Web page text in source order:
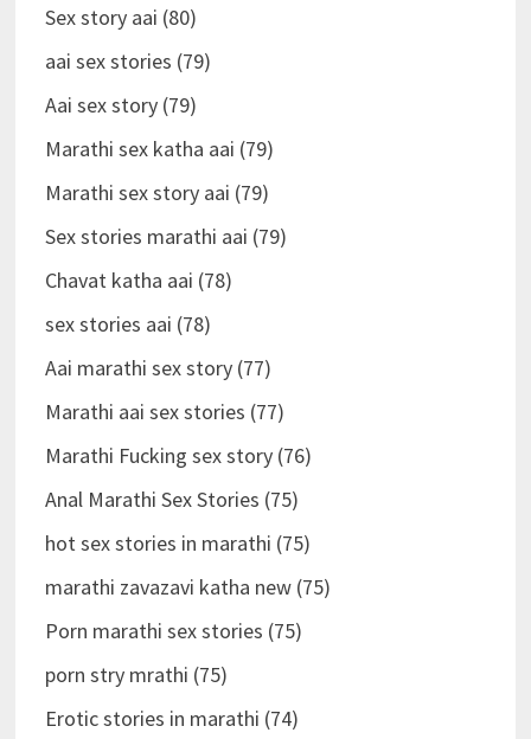
Sex story aai (80)
aai sex stories (79)
Aai sex story (79)
Marathi sex katha aai (79)
Marathi sex story aai (79)
Sex stories marathi aai (79)
Chavat katha aai (78)
sex stories aai (78)
Aai marathi sex story (77)
Marathi aai sex stories (77)
Marathi Fucking sex story (76)
Anal Marathi Sex Stories (75)
hot sex stories in marathi (75)
marathi zavazavi katha new (75)
Porn marathi sex stories (75)
porn stry mrathi (75)
Erotic stories in marathi (74)